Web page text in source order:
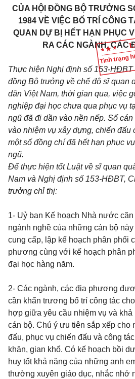
Tình trạng
CỦA HỘI ĐỒNG BỘ TRƯỞNG
1984 VỀ VIỆC BỐ TRÍ CÔNG
QUAN DỰ BỊ HẾT HẠN PHỤC
RA CÁC NGÀNH, CÁC
Thực hiện Nghị định số 153-
đồng Bộ trưởng về chế độ sĩ quan
dân Việt Nam, thời gian qua, việc
nghiệp đại học chưa qua phục vụ
ngũ đã đi dần vào nền nếp. Số
vào nhiệm vụ xây dựng, chiến đấu
một số đồng chí đã hết hạn phục
ngũ.
Để thực hiện tốt Luật về sĩ quan
Nam và Nghị định số 153-HĐBT,
trưởng chỉ thị:
1- Uỷ ban Kế hoạch Nhà nước
ngành nghề của những cán bộ
cung cấp, lập kế hoạch phân phối
phương cùng với kế hoạch phân
đại học hàng năm.
2- Các ngành, các địa phương
cần khẩn trương bố trí công tác
hợp giữa yêu cầu nhiệm vụ và khả
cán bộ. Chú ý ưu tiên sắp xếp cho
đấu, phục vụ chiến đấu và công
khăn, gian khổ. Có kế hoạch bồi
huy tốt khả năng của những anh
thường xuyên giáo dục, nhắc nhở